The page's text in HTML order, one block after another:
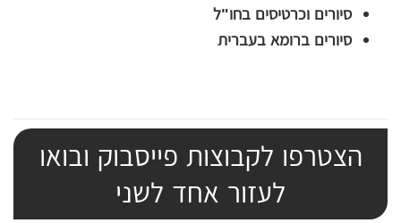
סיורים וכרטיסים בחו"ל
סיורים ברומא בעברית
הצטרפו לקבוצות פייסבוק ובואו
לעזור אחד לשני